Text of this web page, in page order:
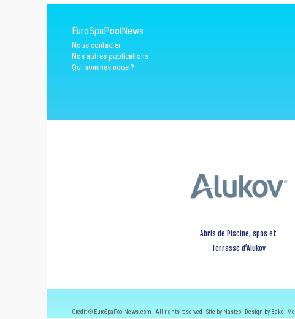
EuroSpaPoolNews
Nous contacter
Nos autres publications
Qui sommes nous ?
Abris de Piscine, spas et
Terrasse d’Alukov
Crédit ® EuroSpaPoolNews.com - All rights reserved - Site by Nasteo - Design by Bako -